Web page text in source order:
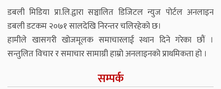
डबली मिडिया प्रा.लि.द्वारा सञ्चालित डिजिटल न्युज पोर्टल अनलाइन
डबली डटकम २०७१ सालदेखि निरन्तर चलिरहेको छ।
हामीले खासगरी खोजमूलक समाचारलाई स्थान दिने गरेका छौं ।
सन्तुलित विचार र समाचार सामाग्री हाम्रो अनलाइनको प्राथमिकता हो ।
सम्पर्क